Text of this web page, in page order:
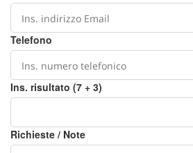
Telefono
Ins. risultato (7 + 3)
Richieste / Note